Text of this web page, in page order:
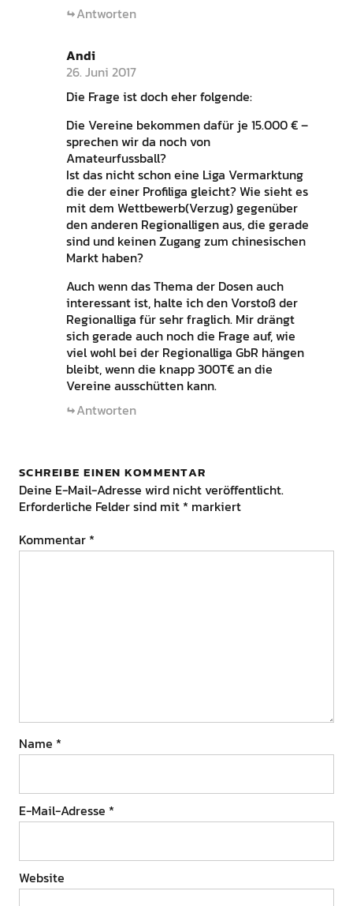
Antworten
Andi
26. Juni 2017
Die Frage ist doch eher folgende:
Die Vereine bekommen dafür je 15.000 € –
sprechen wir da noch von
Amateurfussball?
Ist das nicht schon eine Liga Vermarktung
die der einer Profiliga gleicht? Wie sieht es
mit dem Wettbewerb(Verzug) gegenüber
den anderen Regionalligen aus, die gerade
sind und keinen Zugang zum chinesischen
Markt haben?
Auch wenn das Thema der Dosen auch
interessant ist, halte ich den Vorstoß der
Regionalliga für sehr fraglich. Mir drängt
sich gerade auch noch die Frage auf, wie
viel wohl bei der Regionalliga GbR hängen
bleibt, wenn die knapp 300T€ an die
Vereine ausschütten kann.
Antworten
SCHREIBE EINEN KOMMENTAR
Deine E-Mail-Adresse wird nicht veröffentlicht.
Erforderliche Felder sind mit * markiert
Kommentar *
Name *
E-Mail-Adresse *
Website